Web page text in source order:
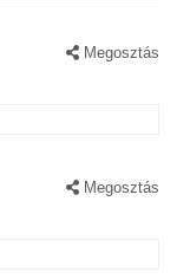
Megosztás
Megosztás